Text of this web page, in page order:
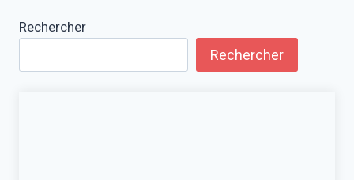
Rechercher
Rechercher